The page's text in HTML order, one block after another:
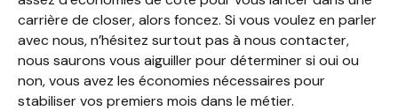
carrière de closer, alors foncez. Si vous voulez en parler
avec nous, n’hésitez surtout pas à nous contacter,
nous saurons vous aiguiller pour déterminer si oui ou
non, vous avez les économies nécessaires pour
stabiliser vos premiers mois dans le métier.